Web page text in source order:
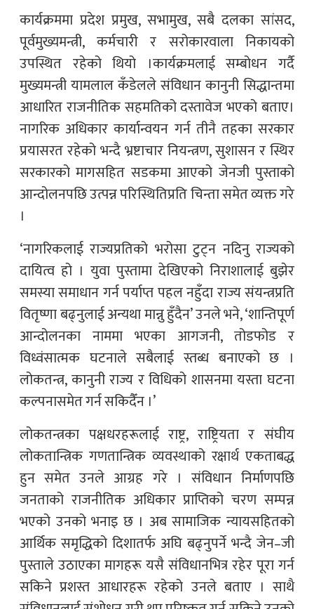
कार्यक्रममा प्रदेश प्रमुख, सभामुख, सबै दलका सांसद,
पूर्वमुख्यमन्त्री, कर्मचारी र सरोकारवाला निकायको
उपस्थित रहेको थियो ।कार्यक्रमलाई सम्बोधन गर्दै
मुख्यमन्त्री यामलाल कँडेलले संविधान कानुनी सिद्धान्तमा
आधारित राजनीतिक सहमतिको दस्तावेज भएको बताए।
नागरिक अधिकार कार्यान्वयन गर्न तीनै तहका सरकार
प्रयासरत रहेको भन्दै भ्रष्टाचार नियन्त्रण, सुशासन र स्थिर
सरकारको मागसहित सडकमा आएको जेनजी पुस्ताको
आन्दोलनपछि उत्पन्न परिस्थितिप्रति चिन्ता समेत व्यक्त गरे
।
‘नागरिकलाई राज्यप्रतिको भरोसा टुट्न नदिनु राज्यको
दायित्व हो । युवा पुस्तामा देखिएको निराशालाई बुझेर
समस्या समाधान गर्न पर्याप्त पहल नहुँदा राज्य संयन्त्रप्रति
वितृष्णा बढ्नुलाई अन्यथा मान्नु हुँदैन’ उनले भने, ‘शान्तिपूर्ण
आन्दोलनका नाममा भएका आगजनी, तोडफोड र
विध्वंसात्मक घटनाले सबैलाई स्तब्ध बनाएको छ ।
लोकतन्त्र, कानुनी राज्य र विधिको शासनमा यस्ता घटना
कल्पनासमेत गर्न सकिदैँन ।’
लोकतन्त्रका पक्षधरहरूलाई राष्ट्र, राष्ट्रियता र संघीय
लोकतान्त्रिक गणतान्त्रिक व्यवस्थाको रक्षार्थ एकताबद्ध
हुन समेत उनले आग्रह गरे । संविधान निर्माणपछि
जनताको राजनीतिक अधिकार प्राप्तिको चरण सम्पन्न
भएको उनको भनाइ छ । अब सामाजिक न्यायसहितको
आर्थिक समृद्धिको दिशातर्फ अघि बढ्नुपर्ने भन्दै जेन–जी
पुस्ताले उठाएका मागहरू यसै संविधानभित्र रहेर पूरा गर्न
सकिने प्रशस्त आधारहरू रहेको उनले बताए । साथै